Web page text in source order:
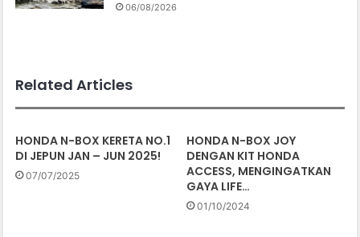
06/08/2026
Related Articles
HONDA N-BOX KERETA NO.1
DI JEPUN JAN – JUN 2025!
07/07/2025
HONDA N-BOX JOY
DENGAN KIT HONDA
ACCESS, MENGINGATKAN
GAYA LIFE…
01/10/2024